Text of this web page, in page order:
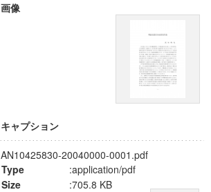
画像
キャプション
AN10425830-20040000-0001.pdf
Type
:application/pdf
Size
:705.8 KB